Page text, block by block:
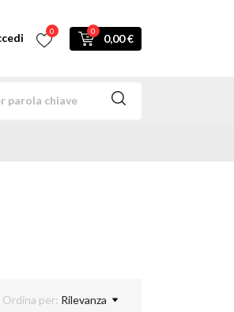
0 0
0,00 €
Ordina per: Rilevanza